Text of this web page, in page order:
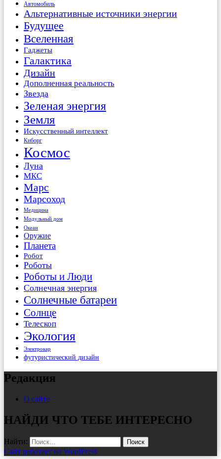
Автомобиль
Альтернативные источники энергии
Будущее
Вселенная
Гаджеты
Галактика
Дизайн
Дополненная реальность
Звезда
Зеленая энергия
Земля
Искусственный интеллект
Киборг
Космос
Луна
МКС
Марс
Марсоход
Медицина
Модульный дом
Океан
Оружие
Планета
Робот
Роботы
Роботы и Люди
Солнечная энергия
Солнечные батареи
Солнце
Телескоп
Экология
Электрокар
футуристический дизайн
Редакция
О сайте
НАЙДИ ЧТО ТЕБЕ ИНТЕРЕСНО
Найти:
Сайт работает на WordPress